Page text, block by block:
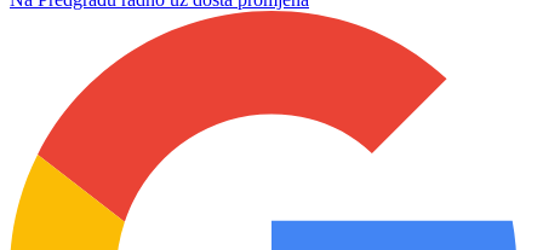
Danilo Palalić spasio dijete utapanja u Sani
Ilićka počela sa pripremama za novu sezonu